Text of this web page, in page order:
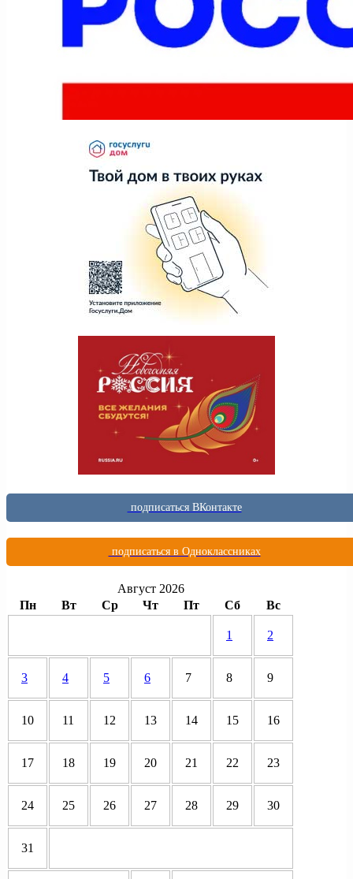
подписаться ВКонтакте
подписаться в Одноклассниках
Август 2026
Пн
Вт Ср Чт Пт Сб Вс
1 2
3 4 5 6 7 8 9
10 11 12 13 14 15 16
17 18 19 20 21 22 23
24 25 26 27 28 29 30
31